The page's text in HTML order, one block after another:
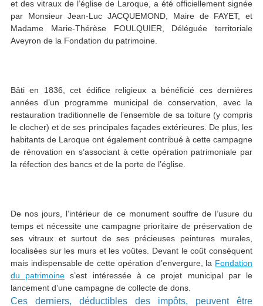
et des vitraux de l’église de Laroque, a été officiellement signée
par Monsieur Jean-Luc JACQUEMOND, Maire de FAYET, et
Madame Marie-Thérèse FOULQUIER, Déléguée territoriale
Aveyron de la Fondation du patrimoine.
Bâti en 1836, cet édifice religieux a bénéficié ces dernières
années d’un programme municipal de conservation, avec la
restauration traditionnelle de l’ensemble de sa toiture (y compris
le clocher) et de ses principales façades extérieures. De plus, les
habitants de Laroque ont également contribué à cette campagne
de rénovation en s’associant à cette opération patrimoniale par
la réfection des bancs et de la porte de l’église.
De nos jours, l’intérieur de ce monument souffre de l’usure du
temps et nécessite une campagne prioritaire de préservation de
ses vitraux et surtout de ses précieuses peintures murales,
localisées sur les murs et les voûtes. Devant le coût conséquent
mais indispensable de cette opération d’envergure, la Fondation
du patrimoine s’est intéressée à ce projet municipal par le
lancement d’une campagne de collecte de dons.
Ces derniers, déductibles des impôts, peuvent être